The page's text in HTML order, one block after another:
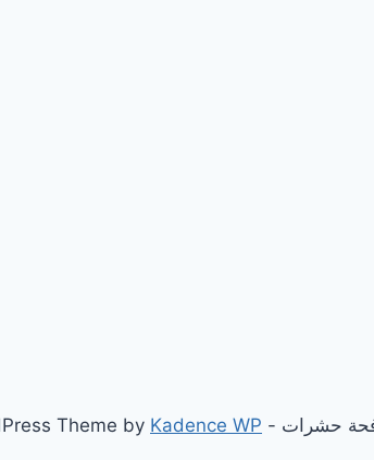
Kadence WP